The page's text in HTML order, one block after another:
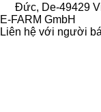
Đức, De-49429
E-FARM GmbH
Liên hệ với người